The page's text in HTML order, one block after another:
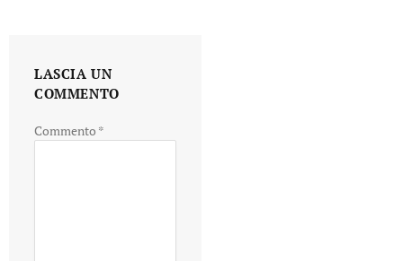
LASCIA UN
COMMENTO
Commento *